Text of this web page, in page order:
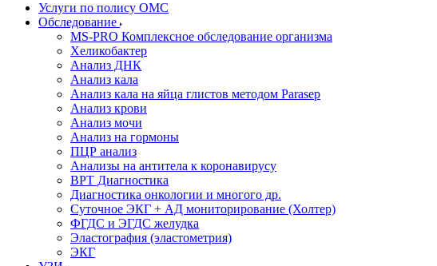
Услуги по полису ОМС
Обследование
MS-PRO Комплексное обследование организма
Хеликобактер
Анализ ДНК
Анализ кала
Анализ кала на яйца глистов методом Parasep
Анализ крови
Анализ мочи
Анализ на гормоны
ПЦР анализ
Анализы на антитела к коронавирусу
ВРТ Диагностика
Диагностика онкологии и многого др.
Суточное ЭКГ + АД мониторирование (Холтер)
ФГДС и ЭГДС желудка
Эластография (эластометрия)
ЭКГ